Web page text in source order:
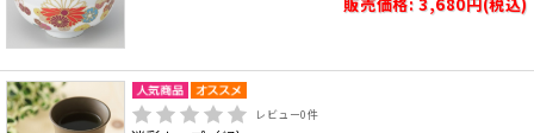
レビュー0件